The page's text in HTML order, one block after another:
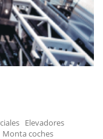
Elevadores
coches